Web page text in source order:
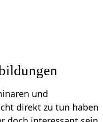
und
direkt zu tun haben